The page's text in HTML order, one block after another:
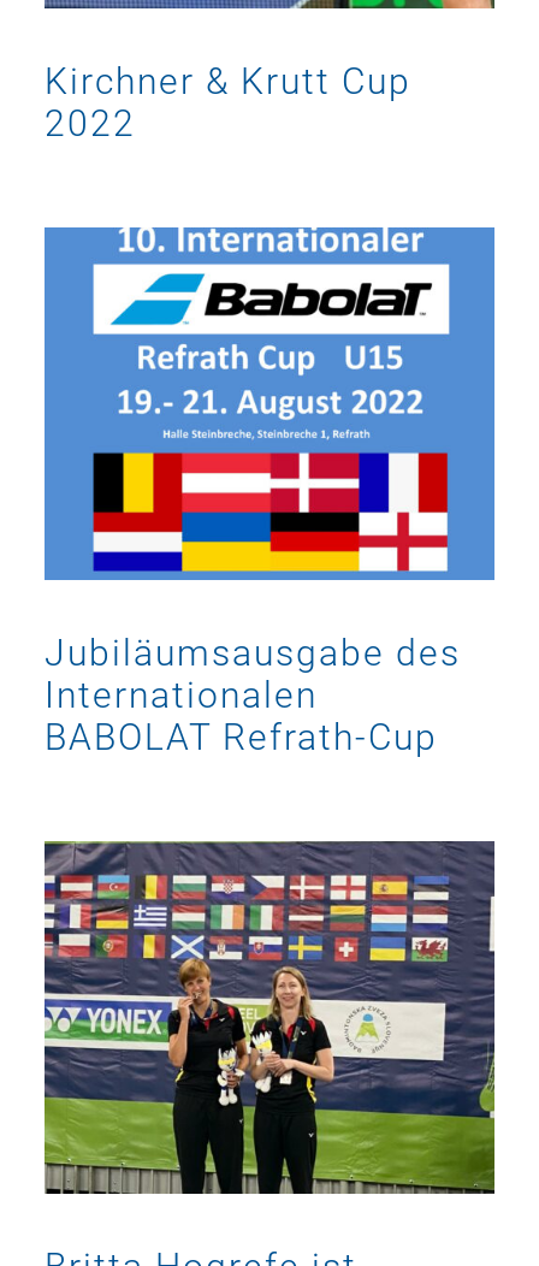
Kirchner & Krutt Cup
2022
Jubiläumsausgabe des
Internationalen
BABOLAT Refrath-Cup